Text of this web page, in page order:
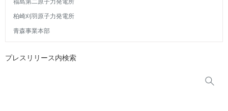
福島第二原子力発電所
柏崎刈羽原子力発電所
青森事業本部
プレスリリース内検索